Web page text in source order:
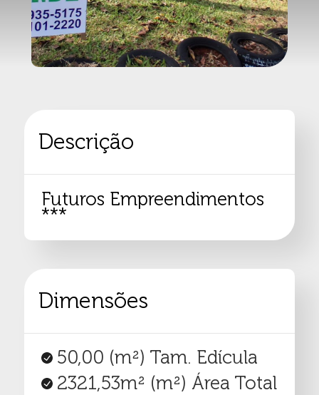
Descrição
Futuros Empreendimentos
***
Dimensões
50,00 (m²) Tam. Edícula
2321,53m² (m²) Área Total